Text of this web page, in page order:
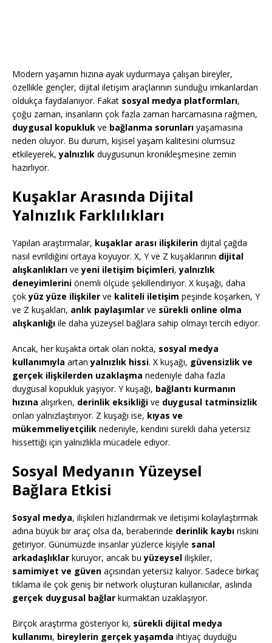
Modern yaşamın hızına ayak uydurmaya çalışan bireyler,
özellikle gençler, dijital iletişim araçlarının sunduğu imkanlardan
oldukça faydalanıyor. Fakat sosyal medya platformları,
çoğu zaman, insanların çok fazla zaman harcamasına rağmen,
duygusal kopukluk ve bağlanma sorunları yaşamasına
neden oluyor. Bu durum, kişisel yaşam kalitesini olumsuz
etkileyerek,yalnızlık duygusunun kronikleşmesine zemin
hazırlıyor.
Kuşaklar Arasında Dijital
Yalnızlık Farklılıkları
Yapılan araştırmalar, kuşaklar arası ilişkilerin dijital çağda
nasıl evrildiğini ortaya koyuyor. X, Y ve Z kuşaklarının dijital
alışkanlıkları veyeni iletişim biçimleri,yalnızlık
deneyimlerini önemli ölçüde şekillendiriyor. X kuşağı, daha
çokyüz yüze ilişkiler ve kaliteli iletişim peşinde koşarken, Y
ve Z kuşakları, anlık paylaşımlar ve sürekli online olma
alışkanlığı ile daha yüzeysel bağlara sahip olmayı tercih ediyor.
Ancak, her kuşakta ortak olan nokta, sosyal medya
kullanımıyla artanyalnızlık hissi. X kuşağı, güvensizlik ve
gerçek ilişkilerden uzaklaşma nedeniyle daha fazla
duygusal kopukluk yaşıyor. Y kuşağı, bağlantı kurmanın
hızına alışırken, derinlik eksikliği ve duygusal tatminsizlik
onları yalnızlaştırıyor. Z kuşağı ise, kıyas ve
mükemmeliyetçilik nedeniyle, kendini sürekli daha yetersiz
hissettiği için yalnızlıkla mücadele ediyor.
Sosyal Medyanın Yüzeysel
Bağlara Etkisi
Sosyal medya, ilişkileri hızlandırmak ve iletişimi kolaylaştırmak
adına büyük bir araç olsa da, beraberinde derinlik kaybı riskini
getiriyor. Günümüzde insanlar yüzlerce kişiyle sanal
arkadaşlıklar kuruyor, ancak buyüzeysel ilişkiler,
samimiyet ve güven açısından yetersiz kalıyor. Sadece birkaç
tıklama ile çok geniş bir network oluşturan kullanıcılar, aslında
gerçek duygusal bağlar kurmaktan uzaklaşıyor.
Birçok araştırma gösteriyor ki, sürekli dijital medya
kullanımı, bireylerin gerçek yaşamda ihtiyaç duyduğu